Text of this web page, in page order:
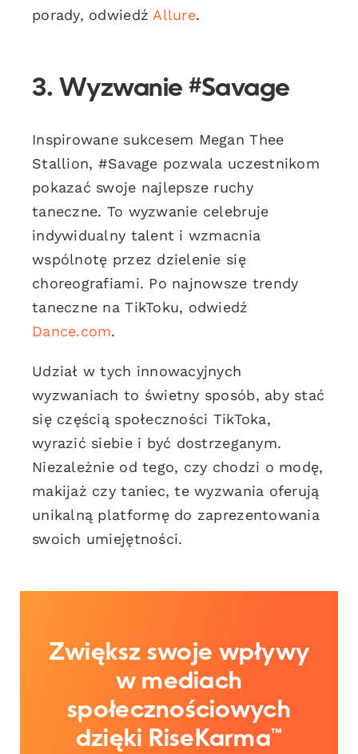
porady, odwiedź Allure.
3. Wyzwanie #Savage
Inspirowane sukcesem Megan Thee
Stallion, #Savage pozwala uczestnikom
pokazać swoje najlepsze ruchy
taneczne. To wyzwanie celebruje
indywidualny talent i wzmacnia
wspólnotę przez dzielenie się
choreografiami. Po najnowsze trendy
taneczne na TikToku, odwiedź
Dance.com.
Udział w tych innowacyjnych
wyzwaniach to świetny sposób, aby stać
się częścią społeczności TikToka,
wyrazić siebie i być dostrzeganym.
Niezależnie od tego, czy chodzi o modę,
makijaż czy taniec, te wyzwania oferują
unikalną platformę do zaprezentowania
swoich umiejętności.
Zwiększ swoje wpływy
w mediach
społecznościowych
dzięki RiseKarma™